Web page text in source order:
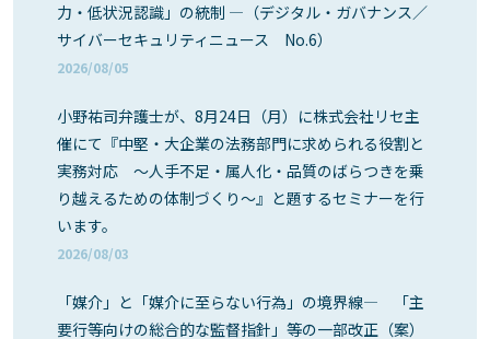
力・低状況認識」の統制 ―（デジタル・ガバナンス／
サイバーセキュリティニュース No.6）
2026/08/05
小野祐司弁護士が、8月24日（月）に株式会社リセ主
催にて『中堅・大企業の法務部門に求められる役割と
実務対応 ～人手不足・属人化・品質のばらつきを乗
り越えるための体制づくり～』と題するセミナーを行
います。
2026/08/03
「媒介」と「媒介に至らない行為」の境界線― 「主
要行等向けの総合的な監督指針」等の一部改正（案）